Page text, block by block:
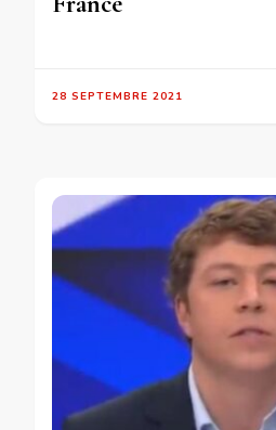
28 SEPTEMBRE 2021